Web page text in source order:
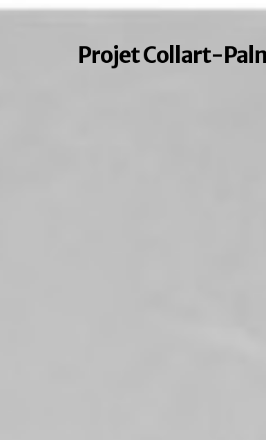
Projet Collart-